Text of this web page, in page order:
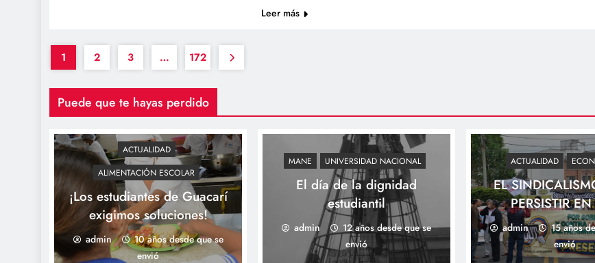
Leer más
1 2 3 … 172
Puede que te hayas perdido
ACTUALIDAD
ALIMENTACIÓN ESCOLAR
¡Los estudiantes de Guacarí
exigimos soluciones!
admin
10 años desde que se
envió
MANE UNIVERSIDAD NACIONAL
El día de la dignidad
estudiantil
admin
12 años desde que se
envió
ACTUALIDAD
EL
PERSISTIR
admin
15 años
envió